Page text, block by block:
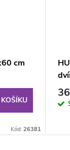
cm
Kód: 26381